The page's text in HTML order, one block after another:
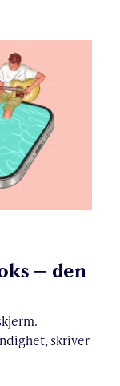
– den
skriver